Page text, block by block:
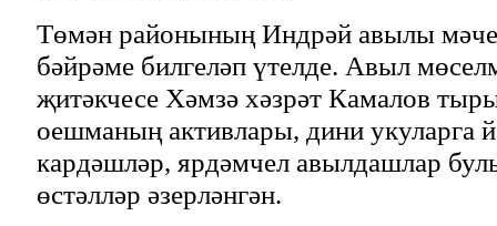
Төмән районының Индрәй авылы
бәйрәме билгеләп үтелде. Авыл
җитәкчесе Хәмзә хәзрәт Камалов
оешманың активлары, дини укуларга
кардәшләр, ярдәмчел авылдашлар
өстәлләр әзерләнгән.